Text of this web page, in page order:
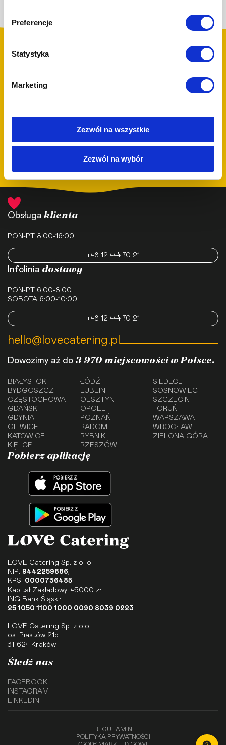
Preferencje
Statystyka
Marketing
Zezwól na wszystkie
Zezwól na wybór
Mamy dla Ciebie zniżki i kupony rabatowe!
Podanie adresu e-mail jest jednoznaczne z wyrażeniem zgody na otrzymywanie
newslettera pełnego Love ❤️ – wiadomości dotyczące oferowanych produktów
lub usług, w tym informacje o ofertach, promocjach oraz nowościach na
stronie, a także inne informacje związane z działalnością gospodarczą LOVE
Obsługa klienta
PON-PT 8:00-16:00
+48 12 444 70 21
Infolinia dostawy
PON-PT 6:00-8:00
SOBOTA 6:00-10:00
+48 12 444 70 21
hello@lovecatering.pl
Dowozimy aż do 3 970 miejscowości w Polsce.
BIAŁYSTOK
BYDGOSZCZ
CZĘSTOCHOWA
GDAŃSK
GDYNIA
GLIWICE
KATOWICE
KIELCE
ŁÓDŹ
LUBLIN
OLSZTYN
OPOLE
POZNAŃ
RADOM
RYBNIK
RZESZÓW
SIEDLCE
SOSNOWIEC
SZCZECIN
TORUŃ
WARSZAWA
WROCŁAW
ZIELONA GÓRA
Pobierz aplikację
LOVE Catering Sp. z o. o.
NIP: 9442259886,
KRS: 0000736485
Kapitał Zakładowy: 45000 zł
ING Bank Śląski:
25 1050 1100 1000 0090 8039 0223
LOVE Catering Sp. z o.o.
os. Piastów 21b
31-624 Kraków
Śledź nas
FACEBOOK
INSTAGRAM
LINKEDIN
REGULAMIN
POLITYKA PRYWATNOŚCI